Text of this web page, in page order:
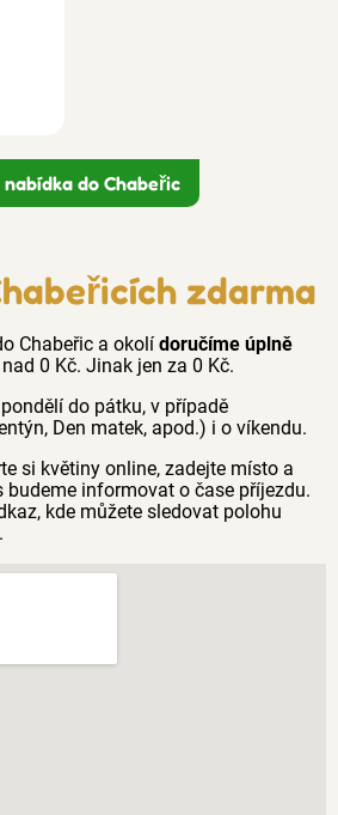
nabídka do Chabeřic
zdarma
Chabeřic a okolí doručíme úplně
0 Kč. Jinak jen za 0 Kč.
do pátku, v případě
Den matek, apod.) i o víkendu.
si květiny online, zadejte místo a
budeme informovat o čase příjezdu.
kde můžete sledovat polohu